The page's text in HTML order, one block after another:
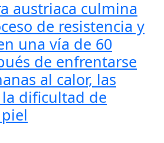
austriaca culmina
de resistencia y
una vía de 60
de enfrentarse
al calor, las
dificultad de